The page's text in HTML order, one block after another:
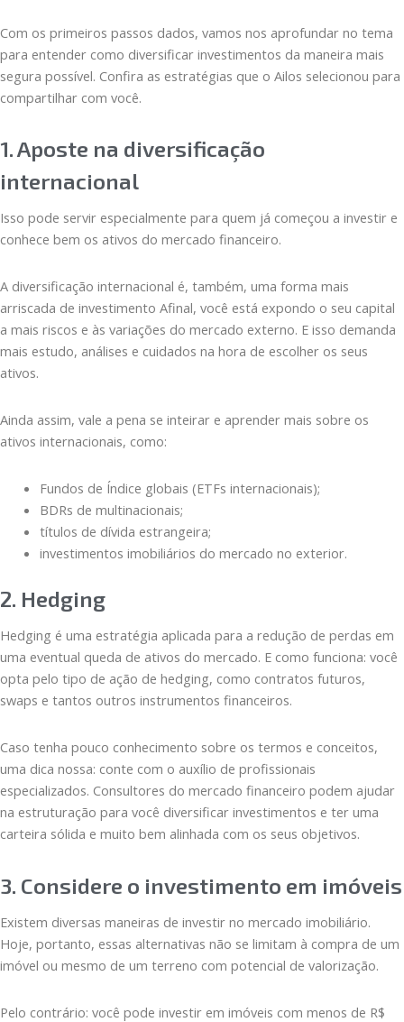
Com os primeiros passos dados, vamos nos aprofundar no tema
para entender como diversificar investimentos da maneira mais
segura possível. Confira as estratégias que o Ailos selecionou para
compartilhar com você.
1. Aposte na diversificação
internacional
Isso pode servir especialmente para quem já começou a investir e
conhece bem os ativos do mercado financeiro.
A diversificação internacional é, também, uma forma mais
arriscada de investimento Afinal, você está expondo o seu capital
a mais riscos e às variações do mercado externo. E isso demanda
mais estudo, análises e cuidados na hora de escolher os seus
ativos.
Ainda assim, vale a pena se inteirar e aprender mais sobre os
ativos internacionais, como:
Fundos de Índice globais (ETFs internacionais);
BDRs de multinacionais;
títulos de dívida estrangeira;
investimentos imobiliários do mercado no exterior.
2. Hedging
Hedging é uma estratégia aplicada para a redução de perdas em
uma eventual queda de ativos do mercado. E como funciona: você
opta pelo tipo de ação de hedging, como contratos futuros,
swaps e tantos outros instrumentos financeiros.
Caso tenha pouco conhecimento sobre os termos e conceitos,
uma dica nossa: conte com o auxílio de profissionais
especializados. Consultores do mercado financeiro podem ajudar
na estruturação para você diversificar investimentos e ter uma
carteira sólida e muito bem alinhada com os seus objetivos.
3. Considere o investimento em imóveis
Existem diversas maneiras de investir no mercado imobiliário.
Hoje, portanto, essas alternativas não se limitam à compra de um
imóvel ou mesmo de um terreno com potencial de valorização.
Pelo contrário: você pode investir em imóveis com menos de R$